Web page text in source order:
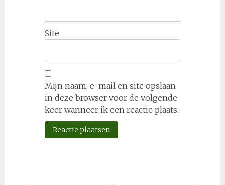
Site
Mijn naam, e-mail en site opslaan
in deze browser voor de volgende
keer wanneer ik een reactie plaats.